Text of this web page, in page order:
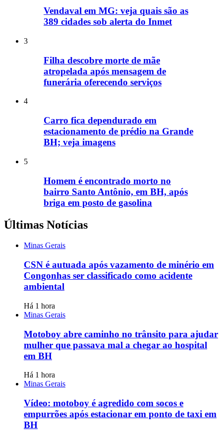
Vendaval em MG: veja quais são as
389 cidades sob alerta do Inmet
3
Filha descobre morte de mãe
atropelada após mensagem de
funerária oferecendo serviços
4
Carro fica dependurado em
estacionamento de prédio na Grande
BH; veja imagens
5
Homem é encontrado morto no
bairro Santo Antônio, em BH, após
briga em posto de gasolina
Últimas Notícias
Minas Gerais
CSN é autuada após vazamento de minério em
Congonhas ser classificado como acidente
ambiental
Há 1 hora
Minas Gerais
Motoboy abre caminho no trânsito para ajudar
mulher que passava mal a chegar ao hospital
em BH
Há 1 hora
Minas Gerais
Vídeo: motoboy é agredido com socos e
empurrões após estacionar em ponto de taxi em
BH